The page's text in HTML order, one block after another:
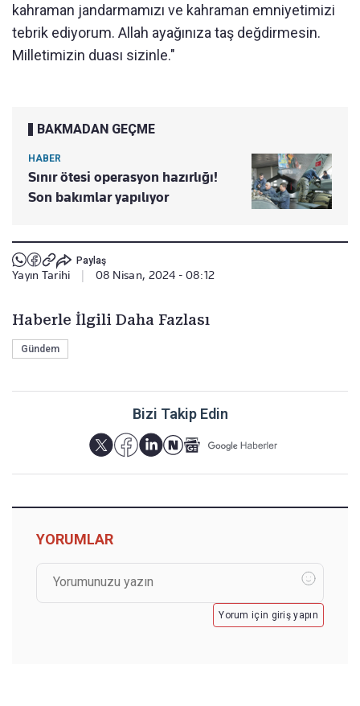
kahraman jandarmamızı ve kahraman emniyetimizi
tebrik ediyorum. Allah ayağınıza taş değdirmesin.
Milletimizin duası sizinle."
BAKMADAN GEÇME
HABER
Sınır ötesi operasyon hazırlığı!
Son bakımlar yapılıyor
Paylaş
Yayın Tarihi 08 Nisan, 2024 - 08:12
Haberle İlgili Daha Fazlası
Gündem
Bizi Takip Edin
YORUMLAR
Yorum için giriş yapın